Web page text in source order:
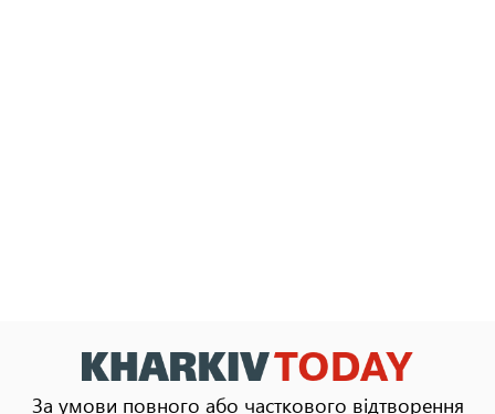
За умови повного або часткового відтворення